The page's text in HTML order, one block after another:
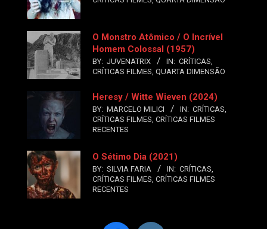
O Monstro Atômico / O Incrível
Homem Colossal (1957)
BY: JUVENATRIX IN: CRÍTICAS,
CRÍTICAS FILMES, QUARTA DIMENSÃO
Heresy / Witte Wieven (2024)
BY: MARCELO MILICI IN: CRÍTICAS,
CRÍTICAS FILMES, CRÍTICAS FILMES
RECENTES
O Sétimo Dia (2021)
BY: SILVIA FARIA IN: CRÍTICAS,
CRÍTICAS FILMES, CRÍTICAS FILMES
RECENTES